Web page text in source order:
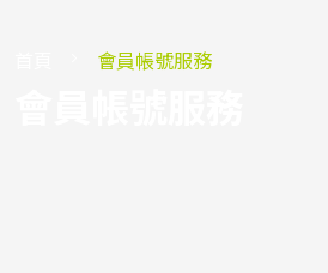
會員帳號服務